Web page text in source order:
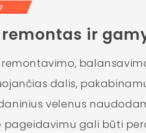
ir
dalis,
velenus
pageidavimu gali būti